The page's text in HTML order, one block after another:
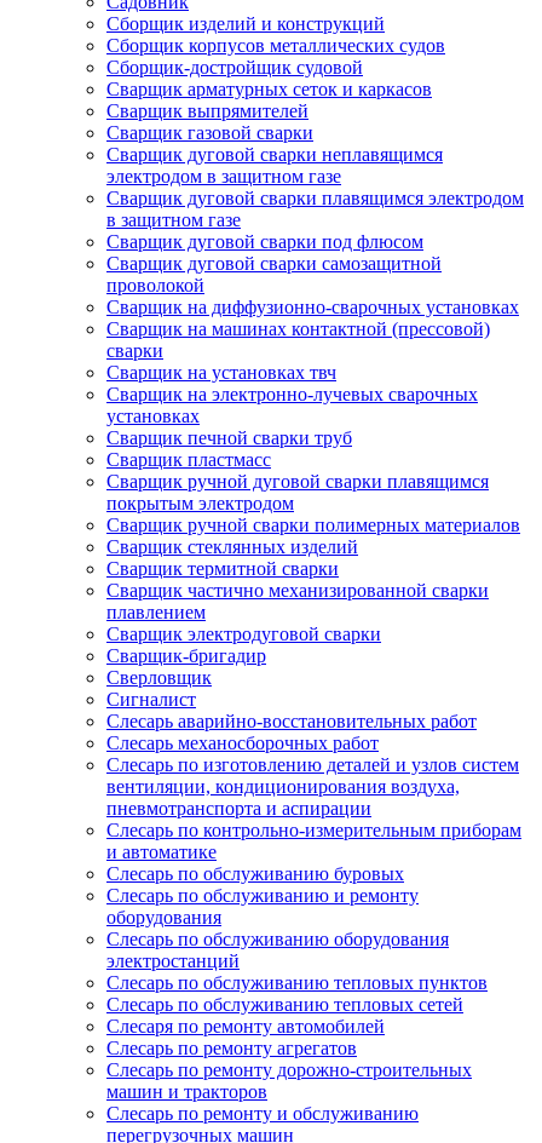
Сборщик изделий и конструкций
Сборщик корпусов металлических судов
Сборщик-достройщик судовой
Сварщик арматурных сеток и каркасов
Сварщик выпрямителей
Сварщик газовой сварки
Сварщик дуговой сварки неплавящимся
электродом в защитном газе
Сварщик дуговой сварки плавящимся электродом
в защитном газе
Сварщик дуговой сварки под флюсом
Сварщик дуговой сварки самозащитной
проволокой
Сварщик на диффузионно-сварочных установках
Сварщик на машинах контактной (прессовой)
сварки
Сварщик на установках твч
Сварщик на электронно-лучевых сварочных
установках
Сварщик печной сварки труб
Сварщик пластмасс
Сварщик ручной дуговой сварки плавящимся
покрытым электродом
Сварщик ручной сварки полимерных материалов
Сварщик стеклянных изделий
Сварщик термитной сварки
Сварщик частично механизированной сварки
плавлением
Сварщик электродуговой сварки
Сварщик-бригадир
Сверловщик
Сигналист
Слесарь аварийно-восстановительных работ
Слесарь механосборочных работ
Слесарь по изготовлению деталей и узлов систем
вентиляции, кондиционирования воздуха,
пневмотранспорта и аспирации
Слесарь по контрольно-измерительным приборам
и автоматике
Слесарь по обслуживанию буровых
Слесарь по обслуживанию и ремонту
оборудования
Слесарь по обслуживанию оборудования
электростанций
Слесарь по обслуживанию тепловых пунктов
Слесарь по обслуживанию тепловых сетей
Слесаря по ремонту автомобилей
Слесарь по ремонту агрегатов
Слесарь по ремонту дорожно-строительных
машин и тракторов
Слесарь по ремонту и обслуживанию
перегрузочных машин